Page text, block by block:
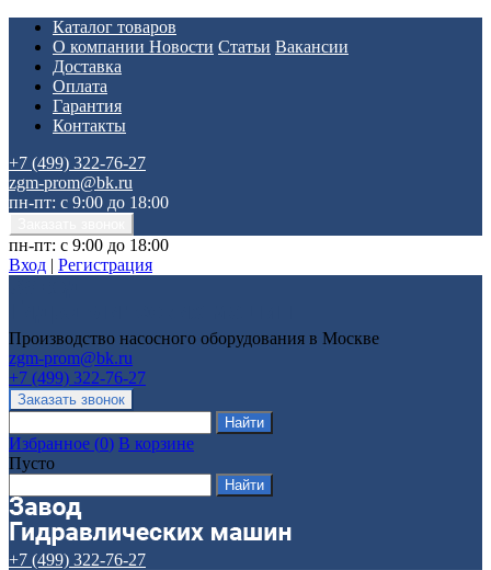
Каталог товаров
О компании Новости Статьи Вакансии
Доставка
Оплата
Гарантия
Контакты
+7 (499) 322-76-27
zgm-prom@bk.ru
пн-пт: с 9:00 до 18:00
пн-пт: с 9:00 до 18:00
Вход | Регистрация
Производство насосного оборудования в Москве
zgm-prom@bk.ru
+7 (499) 322-76-27
Избранное (0) В корзине
Пусто
+7 (499) 322-76-27